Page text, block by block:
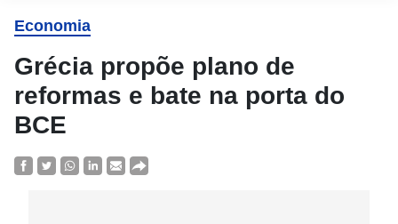
Economia
Grécia propõe plano de
reformas e bate na porta do
BCE